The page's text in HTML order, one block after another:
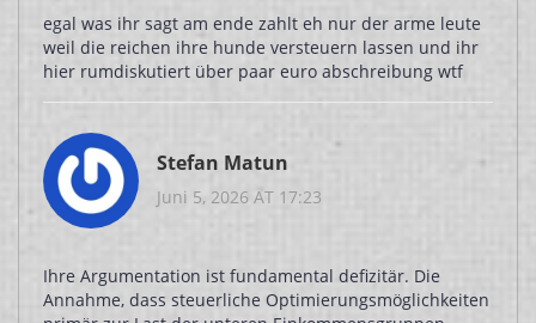
egal was ihr sagt am ende zahlt eh nur der arme leute
weil die reichen ihre hunde versteuern lassen und ihr
hier rumdiskutiert über paar euro abschreibung wtf
Stefan Matun
Juni 5, 2026 AT 17:23
Ihre Argumentation ist fundamental defizitär. Die
Annahme, dass steuerliche Optimierungsmöglichkeiten